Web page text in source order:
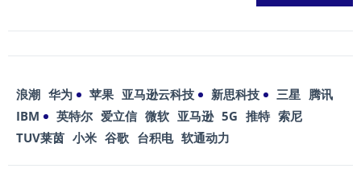
浪潮 华为 苹果 亚马逊云科技 新思科技 三星 腾讯
IBM
英特尔 爱立信 微软 亚马逊 5G 推特 索尼
TUV莱茵 小米 谷歌 台积电 软通动力